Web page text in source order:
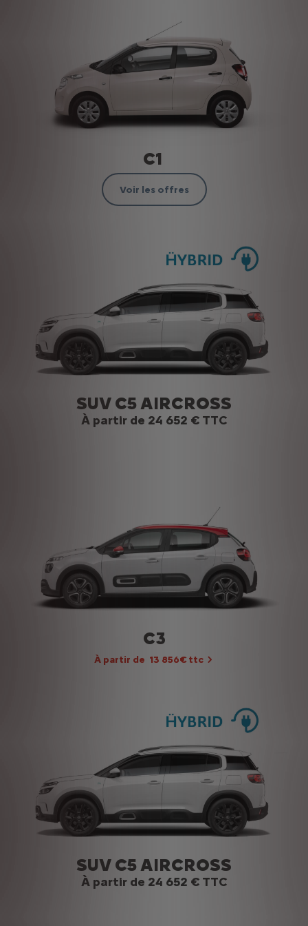
C1
Voir les offres
SUV C5 AIRCROSS
À partir de 24 652 € TTC
C3
À partir de 13 856€ ttc
SUV C5 AIRCROSS
À partir de 24 652 € TTC